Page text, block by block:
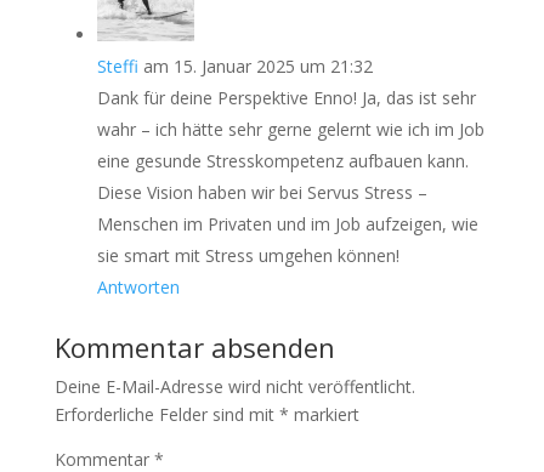
Steffi am 15. Januar 2025 um 21:32
Dank für deine Perspektive Enno! Ja, das ist sehr
wahr – ich hätte sehr gerne gelernt wie ich im Job
eine gesunde Stresskompetenz aufbauen kann.
Diese Vision haben wir bei Servus Stress –
Menschen im Privaten und im Job aufzeigen, wie
sie smart mit Stress umgehen können!
Antworten
Kommentar absenden
Deine E-Mail-Adresse wird nicht veröffentlicht.
Erforderliche Felder sind mit * markiert
Kommentar *